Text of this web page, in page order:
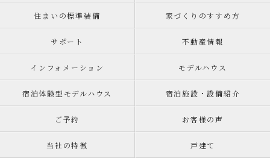
住まいの標準装備 家づくりのすすめ方
サポート 不動産情報
インフォメーション モデルハウス
宿泊体験型モデルハウス 宿泊施設・設備紹介
ご予約 お客様の声
当社の特徴 戸建て